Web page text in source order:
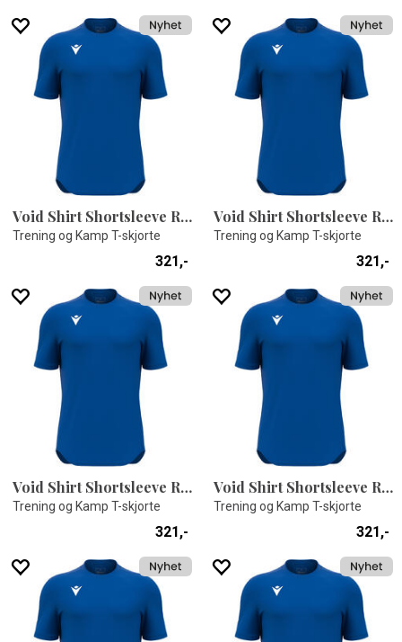
Void Shirt Shortsleeve ROY XXS
Trening og Kamp T-skjorte
321,-
Void Shirt Shortsleeve ROY XXL
Trening og Kamp T-skjorte
321,-
Void Shirt Shortsleeve ROY XS
Trening og Kamp T-skjorte
321,-
Void Shirt Shortsleeve ROY XL
Trening og Kamp T-skjorte
321,-